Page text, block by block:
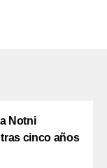
Notni
cinco años